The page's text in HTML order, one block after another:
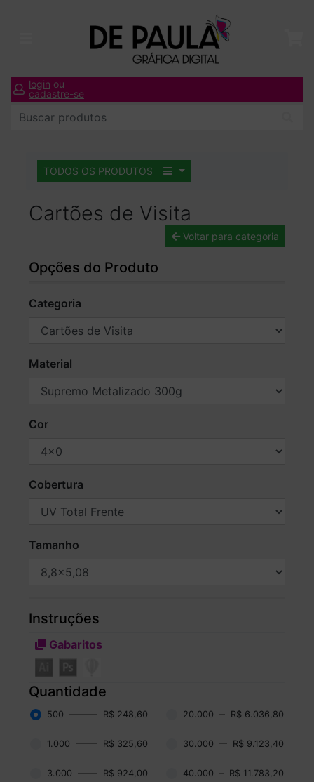
login ou
cadastre-se
TODOS OS PRODUTOS
Cartões de Visita
Voltar para categoria
Opções do Produto
Categoria
Material
Cor
Cobertura
Tamanho
Instruções
Gabaritos
Quantidade
500 R$ 248,60 20.000 R$ 6.036,80
1.000 R$ 325,60 30.000 R$ 9.123,40
3.000 R$ 924,00 40.000 R$ 11.783,20